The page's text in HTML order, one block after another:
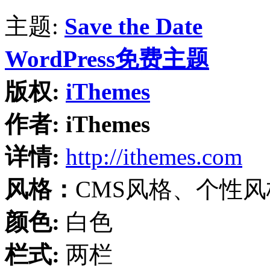
主题: Save the Date
WordPress免费主题
版权: iThemes
作者: iThemes
详情: http://ithemes.com
风格： CMS风格、个性
颜色: 白色
栏式: 两栏